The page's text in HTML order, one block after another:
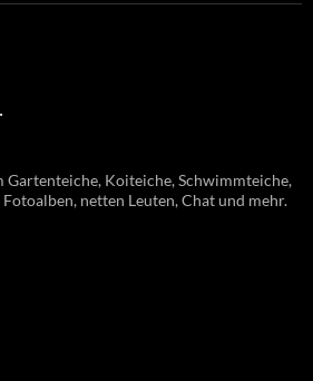
Koiteiche, Schwimmteiche,
netten Leuten, Chat und mehr.